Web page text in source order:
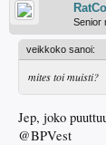
Senior
veikkoko sanoi:
mites toi muisti?
Jep, joko
@BPVest